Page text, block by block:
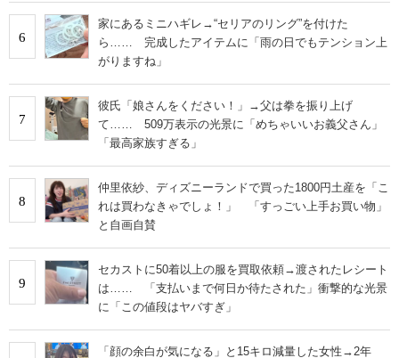
6
家にあるミニハギレ→“セリアのリング”を付けた
ら…… 完成したアイテムに「雨の日でもテンション上
がりますね」
7
彼氏「娘さんをください！」→父は拳を振り上げ
て…… 509万表示の光景に「めちゃいいお義父さん」
「最高家族すぎる」
8
仲里依紗、ディズニーランドで買った1800円土産を「こ
れは買わなきゃでしょ！」 「すっごい上手お買い物」
と自画自賛
9
セカストに50着以上の服を買取依頼→渡されたレシート
は…… 「支払いまで何日か待たされた」衝撃的な光景
に「この値段はヤバすぎ」
「顔の余白が気になる」と15キロ減量した女性→2年